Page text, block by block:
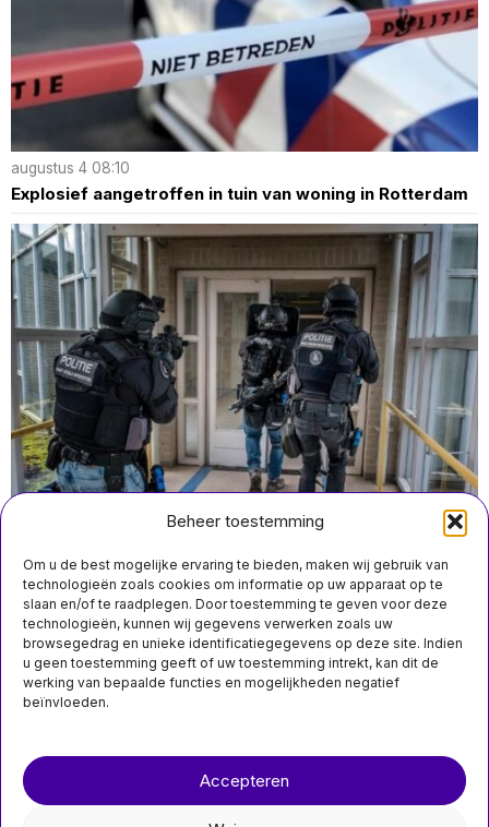
Beheer toestemming
Om u de best mogelijke ervaring te bieden, maken wij gebruik van
technologieën zoals cookies om informatie op uw apparaat op te
slaan en/of te raadplegen. Door toestemming te geven voor deze
technologieën, kunnen wij gegevens verwerken zoals uw
browsegedrag en unieke identificatiegegevens op deze site. Indien
u geen toestemming geeft of uw toestemming intrekt, kan dit de
werking van bepaalde functies en mogelijkheden negatief
beïnvloeden.
Accepteren
augustus 4 08:10
Explosief aangetroffen in tuin van woning in Rotterdam
juli 29 11:40
Gewapende politie voert huiszoekingen uit in
Rotterdam en Eindhoven; drie arrestaties in
terrorismeonderzoek
nieuwsimpuls.online
MIS HET NIET
Nederlandse
regering presenteert